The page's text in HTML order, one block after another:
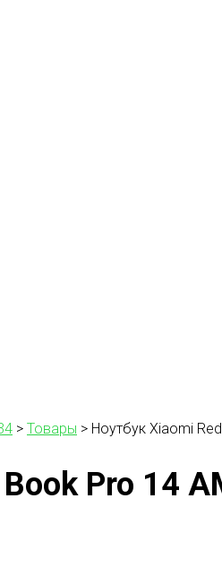
> Товары > Ноутбук Xiaomi
Pro 14